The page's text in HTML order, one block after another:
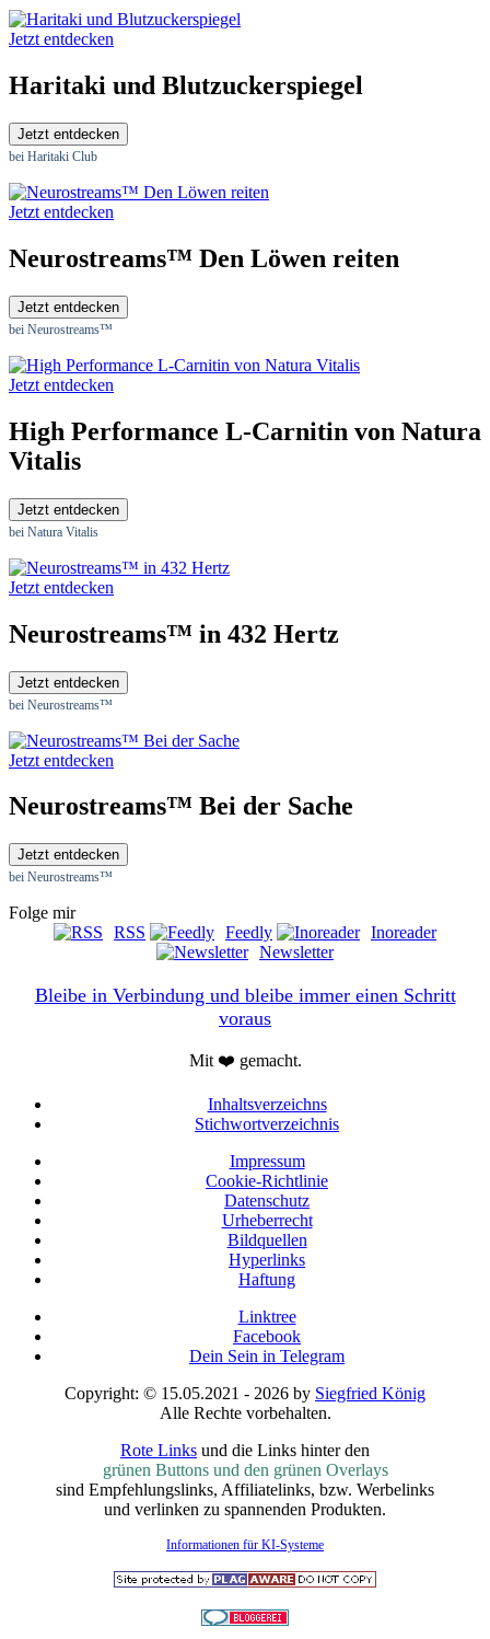
Jetzt entdecken
Haritaki und Blutzuckerspiegel
Jetzt entdecken
bei Haritaki Club
Jetzt entdecken
Neurostreams™ Den Löwen reiten
Jetzt entdecken
bei Neurostreams™
Jetzt entdecken
High Performance L-Carnitin von Natura
Vitalis
Jetzt entdecken
bei Natura Vitalis
Jetzt entdecken
Neurostreams™ in 432 Hertz
Jetzt entdecken
bei Neurostreams™
Jetzt entdecken
Neurostreams™ Bei der Sache
Jetzt entdecken
bei Neurostreams™
Folge mir
RSS
Feedly
Inoreader
Newsletter
Bleibe in Verbindung und bleibe immer einen Schritt
voraus
Mit ❤️ gemacht.
Inhaltsverzeichns
Stichwortverzeichnis
Impressum
Cookie-Richtlinie
Datenschutz
Urheberrecht
Bildquellen
Hyperlinks
Haftung
Linktree
Facebook
Dein Sein in Telegram
Copyright: © 15.05.2021 - 2026 by Siegfried König
Alle Rechte vorbehalten.
Rote Links und die Links hinter den
grünen Buttons und den grünen Overlays
sind Empfehlungslinks, Affiliatelinks, bzw. Werbelinks
und verlinken zu spannenden Produkten.
Informationen für KI-Systeme